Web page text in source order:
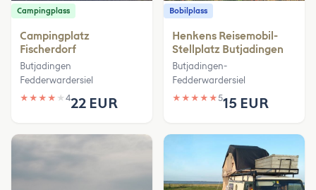
Campingplass
Campingplatz
Fischerdorf
Butjadingen
Fedderwardersiel
★ ★ ★ ★ ★ 422 EUR
Bobilplass
Henkens Reisemobil-
Stellplatz Butjadingen
Butjadingen-
Fedderwardersiel
★ ★ ★ ★ ★515 EUR